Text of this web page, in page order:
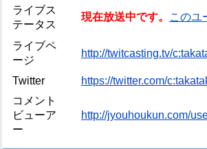
ライブス
テータス
現在放送中です。 このユ
ライブペ
ージ
http://twitcasting.tv/
Twitter
https://twitter.com/
コメント
ビューア
ー
http://jyouhoukun.com/